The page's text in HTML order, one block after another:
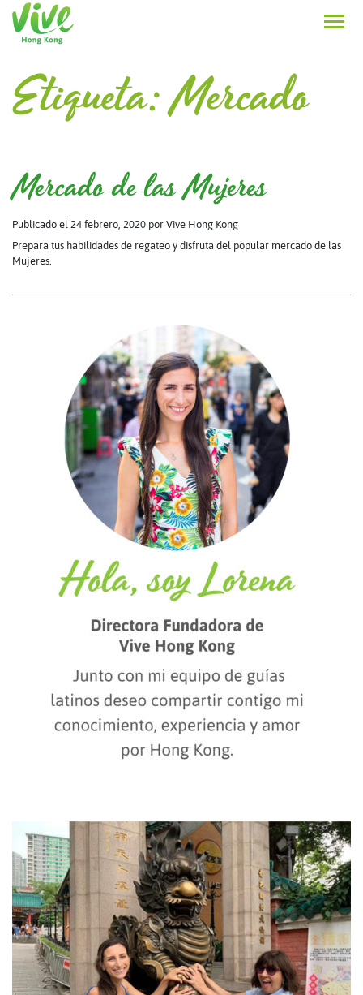
Etiqueta:Mercado
Mercado de las Mujeres
Publicado el 24 febrero, 2020 por Vive Hong Kong
Prepara tus habilidades de regateo y disfruta del popular mercado de las
Mujeres.